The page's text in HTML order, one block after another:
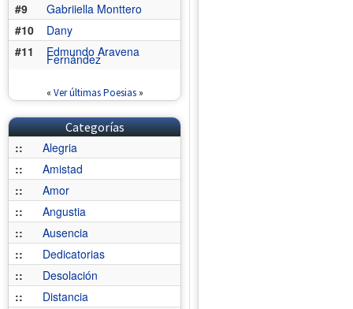
#9
Gabriiella Monttero
#10
Dany
#11
Edmundo Aravena
Fernández
« Ver últimas Poesias»
Categorías
::
Alegria
::
Amistad
::
Amor
::
Angustia
::
Ausencia
::
Dedicatorias
::
Desolación
::
Distancia